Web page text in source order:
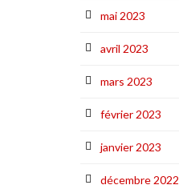
mai 2023
avril 2023
mars 2023
février 2023
janvier 2023
décembre 2022